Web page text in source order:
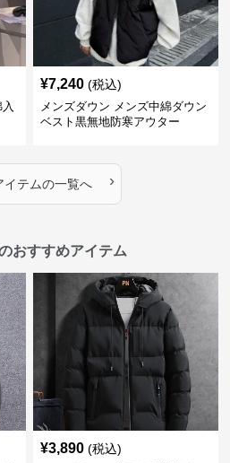
¥7,240 (税込)
メンズダウン メンズ中綿ダウン
ベスト黒無地防寒アウター
イテムの一覧へ ›
おすすめアイテム
¥3,890 (税込)